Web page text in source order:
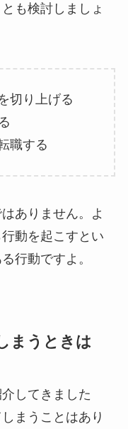
も検討しましょ
切り上げる
職する
ありません。よ
動を起こすとい
行動ですよ。
まうときは
してきました
まうことはあり